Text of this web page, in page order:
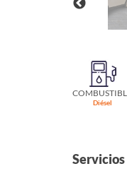
Diésel